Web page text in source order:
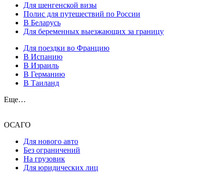
Для шенгенской визы
Полис для путешествий по России
В Беларусь
Для беременных выезжающих за границу
Для поездки во Францию
В Испанию
В Израиль
В Германию
В Таиланд
Еще…
ОСАГО
Для нового авто
Без ограничений
На грузовик
Для юридических лиц